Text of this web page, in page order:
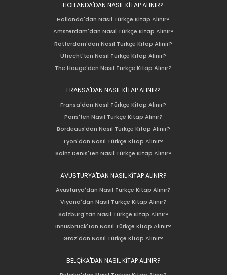
HOLLANDA'DAN NASIL KİTAP ALINIR?
Hollanda'dan Nasıl Türkçe Kitap Alınır?
Amsterdam'dan Nasıl Türkçe Kitap Alınır?
Rotterdam'dan Nasıl Türkçe Kitap Alınır?
Utrecht'ten Nasıl Türkçe Kitap Alınır?
The Hauge'den Nasıl Türkçe Kitap Alınır?
FRANSA'DAN NASIL KİTAP ALINIR?
Fransa'dan Nasıl Türkçe Kitap Alınır?
Paris'ten Nasıl Türkçe Kitap Alınır?
Bordeaux'dan Nasıl Türkçe Kitap Alınır?
Lyon'dan Nasıl Türkçe Kitap Alınır?
Saint Denis'ten Nasıl Türkçe Kitap Alınır?
AVUSTURYA'DAN NASIL KİTAP ALINIR?
Avusturya'dan Nasıl Türkçe Kitap Alınır?
Viyana'dan Nasıl Türkçe Kitap Alınır?
Salzburg'tan Nasıl Türkçe Kitap Alınır?
Innusbruck'tan Nasıl Türkçe Kitap Alınır?
Graz'dan Nasıl Türkçe Kitap Alınır?
BELÇİKA'DAN NASIL KİTAP ALINIR?